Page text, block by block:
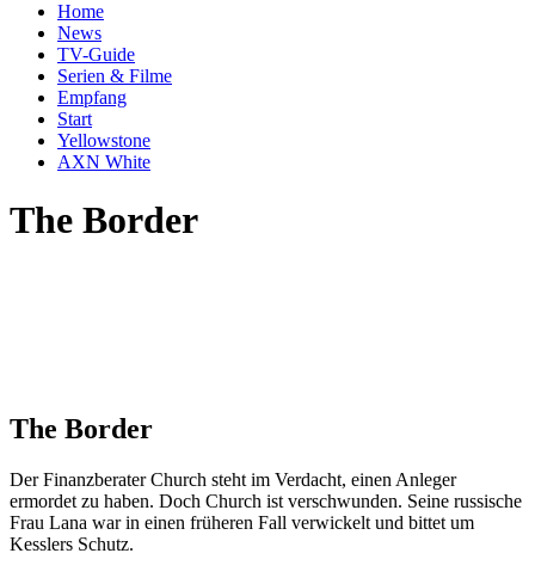
Home
News
TV-Guide
Serien & Filme
Empfang
Start
Yellowstone
AXN White
The Border
The Border
Der Finanzberater Church steht im Verdacht, einen Anleger
ermordet zu haben. Doch Church ist verschwunden. Seine russische
Frau Lana war in einen früheren Fall verwickelt und bittet um
Kesslers Schutz.